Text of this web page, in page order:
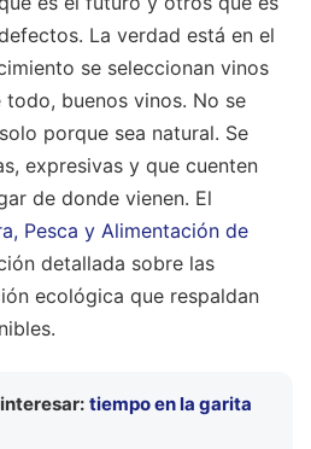
La verdad está en el
se seleccionan vinos
todo, buenos vinos. No se
porque sea natural. Se
expresivas y que cuenten
de donde vienen. El
Pesca y Alimentación de
detallada sobre las
ecológica que respaldan
tiempo en la garita